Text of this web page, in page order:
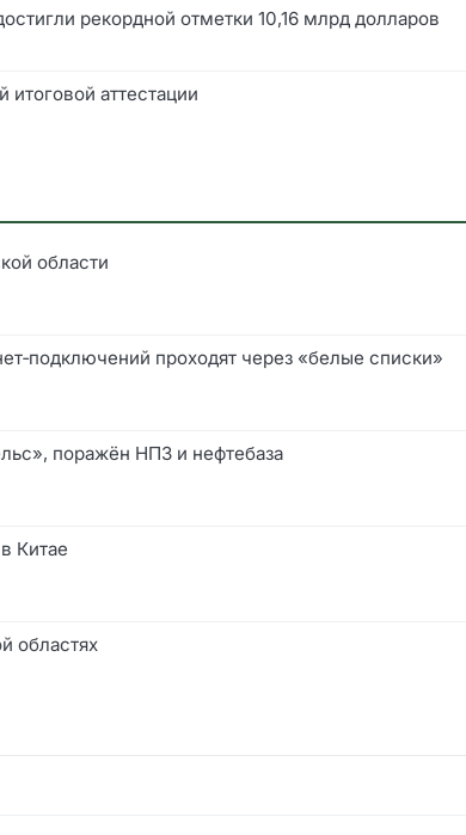
рекордной отметки 10,16 млрд долларов
аттестации
области
проходят через «белые списки»
поражён НПЗ и нефтебаза
Китае
областях